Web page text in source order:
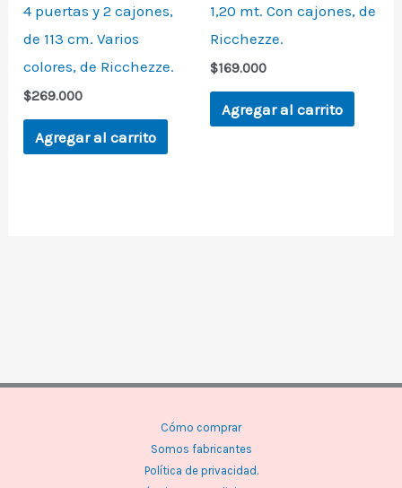
4 puertas y 2 cajones,
de 113 cm. Varios
colores, de Ricchezze.
$269.000
Agregar al carrito
1,20 mt. Con cajones, de
Ricchezze.
$169.000
Agregar al carrito
Cómo comprar
Somos fabricantes
Política de privacidad.